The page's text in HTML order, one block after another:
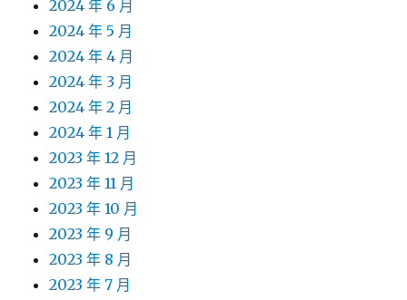
2024 年 6 月
2024 年 5 月
2024 年 4 月
2024 年 3 月
2024 年 2 月
2024 年 1 月
2023 年 12 月
2023 年 11 月
2023 年 10 月
2023 年 9 月
2023 年 8 月
2023 年 7 月